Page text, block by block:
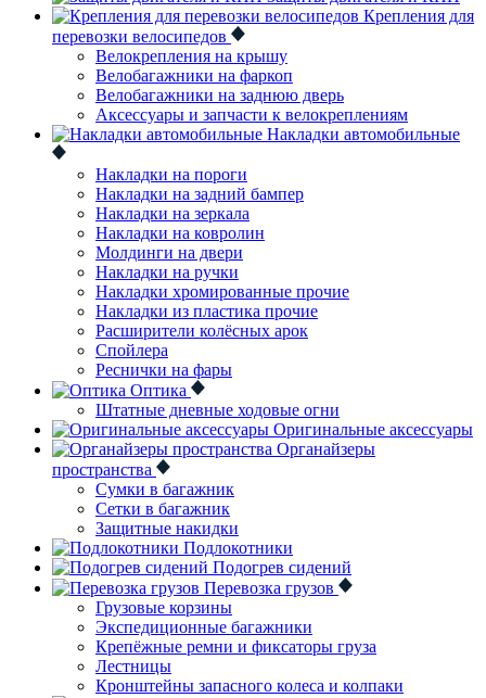
Крепления для
перевозки велосипедов
Велокрепления на крышу
Велобагажники на фаркоп
Велобагажники на заднюю дверь
Аксессуары и запчасти к велокреплениям
Накладки автомобильные
Накладки на пороги
Накладки на задний бампер
Накладки на зеркала
Накладки на ковролин
Молдинги на двери
Накладки на ручки
Накладки хромированные прочие
Накладки из пластика прочие
Расширители колёсных арок
Спойлера
Реснички на фары
Оптика
Штатные дневные ходовые огни
Оригинальные аксессуары
Органайзеры
пространства
Сумки в багажник
Сетки в багажник
Защитные накидки
Подлокотники
Подогрев сидений
Перевозка грузов
Грузовые корзины
Экспедиционные багажники
Крепёжные ремни и фиксаторы груза
Лестницы
Кронштейны запасного колеса и колпаки